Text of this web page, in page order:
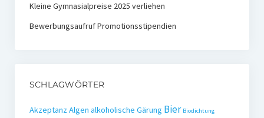
Kleine Gymnasialpreise 2025 verliehen
Bewerbungsaufruf Promotionsstipendien
SCHLAGWÖRTER
Akzeptanz Algen alkoholische Gärung Bier Biodichtung